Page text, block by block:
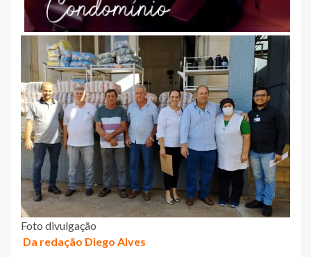
Foto divulgação
Da redação Diego Alves